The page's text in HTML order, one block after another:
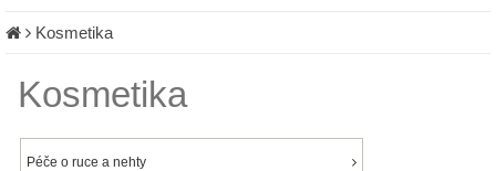
Kosmetika
Kosmetika
Péče o ruce a nehty